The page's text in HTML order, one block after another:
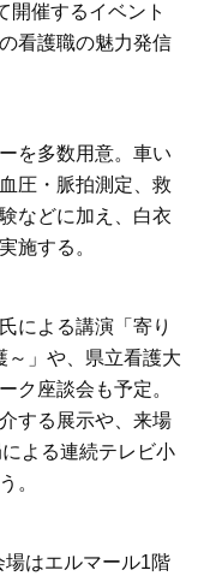
開催するイベント
看護職の魅力発信
を多数用意。車い
圧・脈拍測定、救
などに加え、白衣
施する。
による講演「寄り
～」や、県立看護大
ク座談会も予定。
する展示や、来場
よる連続テレビ小
。
はエルマール1階